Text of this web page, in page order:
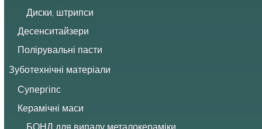
Диски, штрипси
Десенситайзери
Полірувальні пасти
Зуботехнічні матеріали
Супергіпс
Керамічні маси